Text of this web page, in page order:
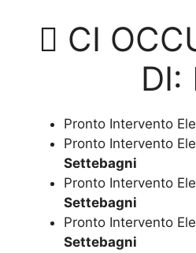
CI
DI:
Pronto Intervento
Pronto Intervento
Settebagni
Pronto Intervento
Settebagni
Pronto Intervento
Settebagni